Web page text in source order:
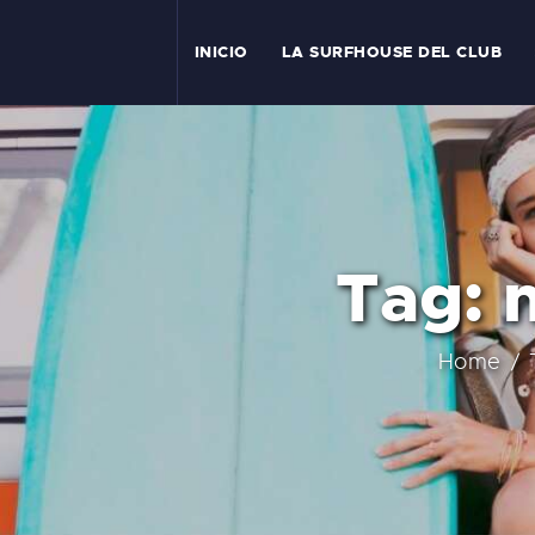
INICIO LA SURFHOUSE DEL CLUB
Tag:
Home